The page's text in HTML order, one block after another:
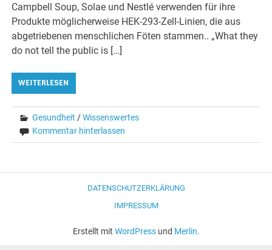
Campbell Soup, Solae und Nestlé verwenden für ihre
Produkte möglicherweise HEK-293-Zell-Linien, die aus
abgetriebenen menschlichen Föten stammen.. „What they
do not tell the public is […]
WEITERLESEN
Gesundheit /Wissenswertes
Kommentar hinterlassen
DATENSCHUTZERKLÄRUNG
IMPRESSUM
Erstellt mit WordPressund Merlin.